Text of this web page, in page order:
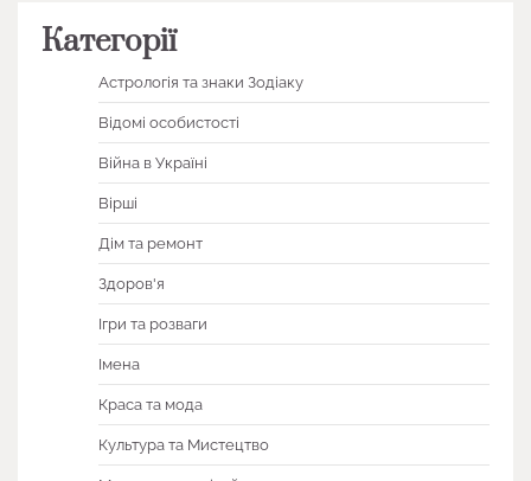
Категорії
Астрологія та знаки Зодіаку
Відомі особистості
Війна в Україні
Вірші
Дім та ремонт
Здоров'я
Ігри та розваги
Імена
Краса та мода
Культура та Мистецтво